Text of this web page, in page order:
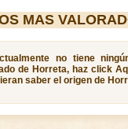
MAS
no tiene
de Horreta, haz click
saber el origen de